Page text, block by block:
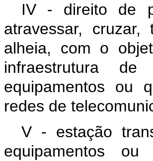
IV - direito de
atravessar,
alheia, com o
infraestrutura
equipamentos ou
redes de
V - estação
equipamentos